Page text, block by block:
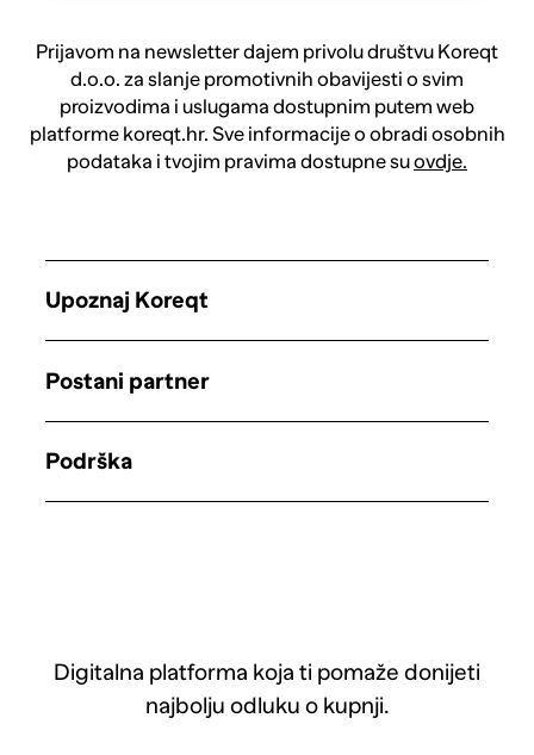
Prijavom na newsletter dajem privolu društvu Koreqt
d.o.o. za slanje promotivnih obavijesti o svim
proizvodima i uslugama dostupnim putem web
platforme koreqt.hr. Sve informacije o obradi osobnih
podataka i tvojim pravima dostupne suovdje.
Digitalna platforma koja ti pomaže donijeti
najbolju odluku o kupnji.
Upoznaj Koreqt
Postani partner
Podrška